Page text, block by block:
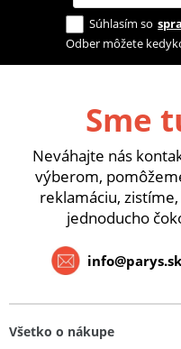
Súhlasím so
Odber môžete
Sme
Neváhajte nás
výberom,
reklamáciu, zistíme,
jednoducho
info@parys.sk
Všetko o nákupe